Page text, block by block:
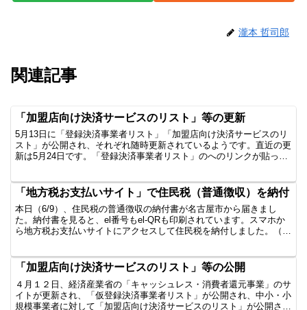
瀧本 哲司郎
関連記事
「加盟店向け決済サービスのリスト」等の更新
5月13日に「登録決済事業者リスト」「加盟店向け決済サービスのリ
スト」が公開され、それぞれ随時更新されているようです。直近の更
新は5月24日です。「登録決済事業者リスト」のへのリンクが貼って
「地方税お支払いサイト」で住民税（普通徴収）を納付
本日（6/9）、住民税の普通徴収の納付書が名古屋市から届きまし
た。納付書を見ると、el番号もel-QRも印刷されています。スマホか
ら地方税お支払いサイトにアクセスして住民税を納付しました。（イ
「加盟店向け決済サービスのリスト」等の公開
４月１２日、経済産業省の「キャッシュレス・消費者還元事業」のサ
イトが更新され、「仮登録決済事業者リスト」が公開され、中小・小
規模事業者に対して「加盟店向け決済サービスのリスト」が公開され